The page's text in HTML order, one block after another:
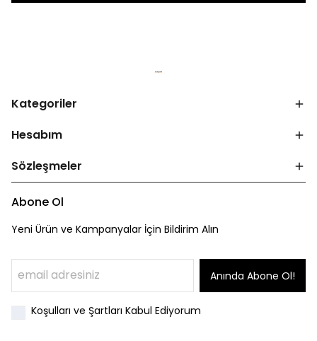
Kategoriler
Hesabım
Sözleşmeler
Abone Ol
Yeni Ürün ve Kampanyalar İçin Bildirim Alın
Anında Abone Ol!
Koşulları ve Şartları Kabul Ediyorum